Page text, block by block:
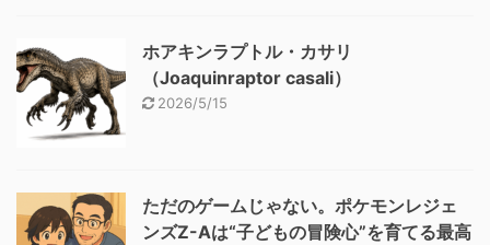
ホアキンラプトル・カサリ
（Joaquinraptor casali）
2026/5/15
ただのゲームじゃない。ポケモンレジェ
ンズZ-Aは“子どもの冒険心”を育てる最高